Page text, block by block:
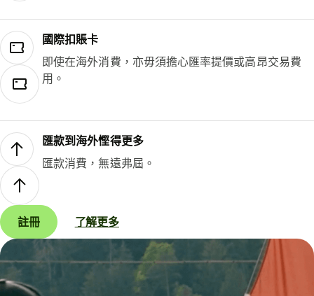
國際扣賬卡
即使在海外消費，亦毋須擔心匯率提價或高昂交易費
用。
匯款到海外慳得更多
匯款消費，無遠弗屆。
註冊 了解更多